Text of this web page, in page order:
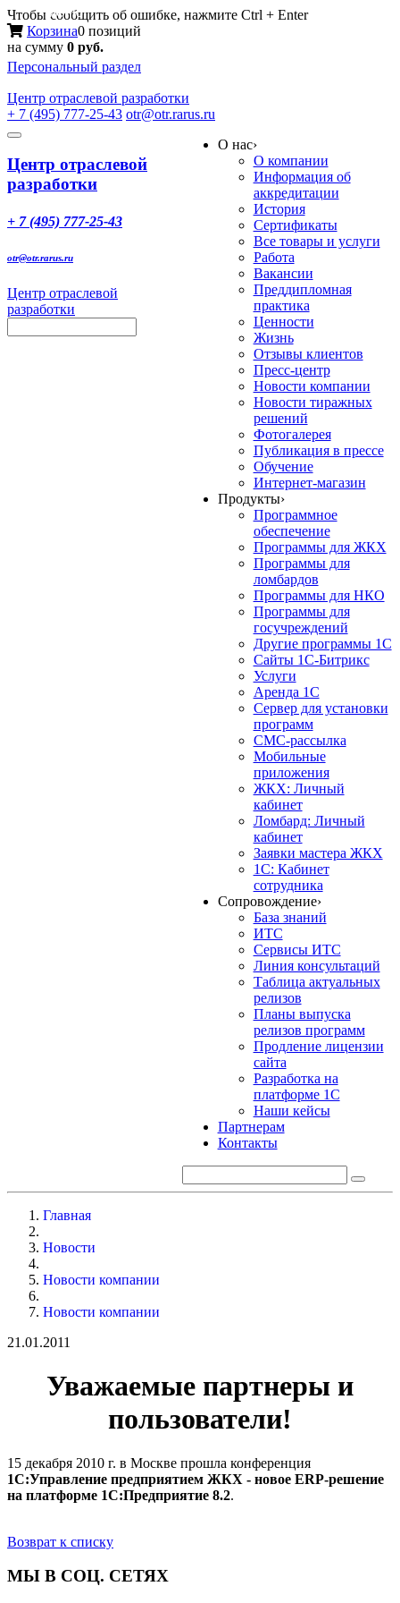
Чтобы сообщить об ошибке, нажмите Ctrl + Enter
Корзина0 позиций
на сумму 0 руб.
Персональный раздел
Центр отраслевой разработки
+ 7 (495) 777-25-43 otr@otr.rarus.ru
Toggle
Меню
Центр отраслевой
разработки
+ 7 (495) 777-25-43
otr@otr.rarus.ru
Центр отраслевой
разработки
О нас›
О компании
Информация об
аккредитации
История
Сертификаты
Все товары и услуги
Работа
Вакансии
Преддипломная
практика
Ценности
Жизнь
Отзывы клиентов
Пресс-центр
Новости компании
Новости тиражных
решений
Фотогалерея
Публикация в прессе
Обучение
Интернет-магазин
Продукты›
Программное
обеспечение
Программы для ЖКХ
Программы для
ломбардов
Программы для НКО
Программы для
госучреждений
Другие программы 1С
Сайты 1С-Битрикс
Услуги
Аренда 1С
Сервер для установки
программ
СМС-рассылка
Мобильные
приложения
ЖКХ: Личный
кабинет
Ломбард: Личный
кабинет
Заявки мастера ЖКХ
1С: Кабинет
сотрудника
Сопровождение›
База знаний
ИТС
Сервисы ИТС
Линия консультаций
Таблица актуальных
релизов
Планы выпуска
релизов программ
Продление лицензии
сайта
Разработка на
платформе 1С
Наши кейсы
Партнерам
Контакты
Главная
Новости
Новости компании
Новости компании
21.01.2011
Уважаемые партнеры и
пользователи!
15 декабря 2010 г. в Москве прошла конференция
1С:Управление предприятием ЖКХ - новое ERP-решение
на платформе 1С:Предприятие 8.2.
Возврат к списку
МЫ В СОЦ. СЕТЯХ